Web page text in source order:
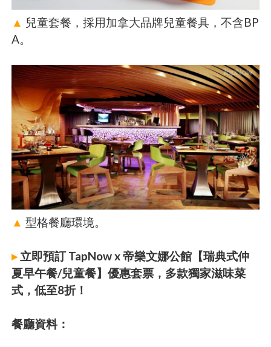
▲ 兒童套餐，採用加拿大品牌兒童餐具，不含BP
A。
▲ 型格餐廳環境。
▸立即預訂 TapNow x 帝樂文娜公館【瑞典式仲
夏早午餐/兒童餐】優惠套票，多款獨家滋味菜
式，低至8折！
餐廳資料：